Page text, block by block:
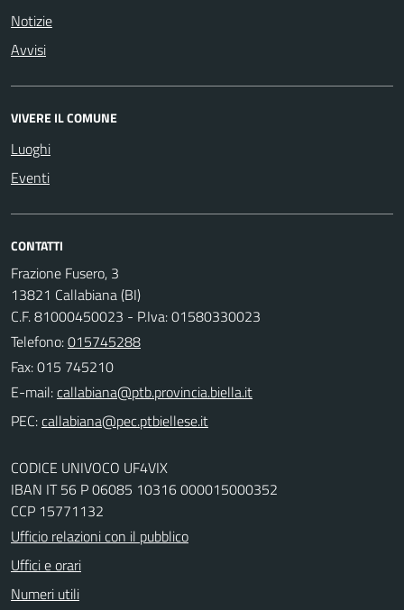
Notizie
Avvisi
VIVERE IL COMUNE
Luoghi
Eventi
CONTATTI
Frazione Fusero, 3
13821 Callabiana (BI)
C.F. 81000450023 - P.Iva: 01580330023
Telefono:015745288
Fax: 015 745210
E-mail:
PEC:
CODICE UNIVOCO UF4VIX
IBAN IT 56 P 06085 10316 000015000352
CCP 15771132
Ufficio relazioni con il pubblico
Uffici e orari
Numeri utili